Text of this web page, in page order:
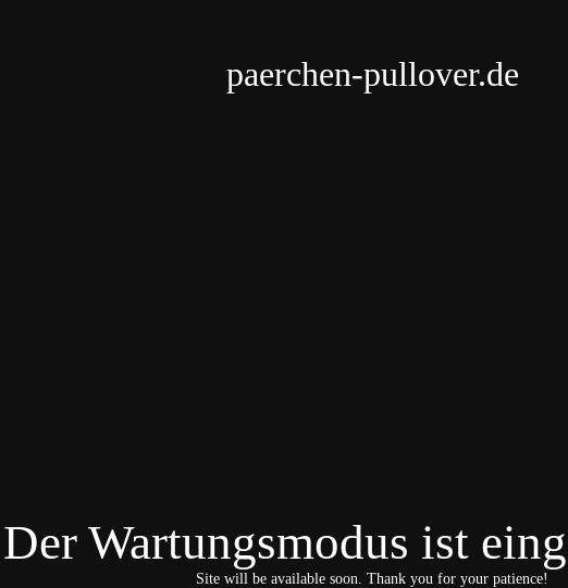
paerchen-pullover.de
Der Wartungsmodus ist
Site will be available soon. Thank you for your patience!